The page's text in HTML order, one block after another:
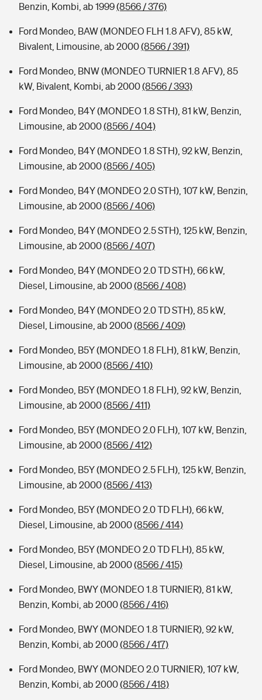
Benzin, Kombi, ab 1999(8566 / 376)
Ford Mondeo, BAW (MONDEO FLH 1.8 AFV), 85 kW,
Bivalent, Limousine, ab 2000(8566 / 391)
Ford Mondeo, BNW (MONDEO TURNIER 1.8 AFV), 85
kW, Bivalent, Kombi, ab 2000(8566 / 393)
Ford Mondeo, B4Y (MONDEO 1.8 STH), 81 kW, Benzin,
Limousine, ab 2000(8566 / 404)
Ford Mondeo, B4Y (MONDEO 1.8 STH), 92 kW, Benzin,
Limousine, ab 2000(8566 / 405)
Ford Mondeo, B4Y (MONDEO 2.0 STH), 107 kW, Benzin,
Limousine, ab 2000(8566 / 406)
Ford Mondeo, B4Y (MONDEO 2.5 STH), 125 kW, Benzin,
Limousine, ab 2000(8566 / 407)
Ford Mondeo, B4Y (MONDEO 2.0 TD STH), 66 kW,
Diesel, Limousine, ab 2000(8566 / 408)
Ford Mondeo, B4Y (MONDEO 2.0 TD STH), 85 kW,
Diesel, Limousine, ab 2000(8566 / 409)
Ford Mondeo, B5Y (MONDEO 1.8 FLH), 81 kW, Benzin,
Limousine, ab 2000(8566 / 410)
Ford Mondeo, B5Y (MONDEO 1.8 FLH), 92 kW, Benzin,
Limousine, ab 2000(8566 / 411)
Ford Mondeo, B5Y (MONDEO 2.0 FLH), 107 kW, Benzin,
Limousine, ab 2000(8566 / 412)
Ford Mondeo, B5Y (MONDEO 2.5 FLH), 125 kW, Benzin,
Limousine, ab 2000(8566 / 413)
Ford Mondeo, B5Y (MONDEO 2.0 TD FLH), 66 kW,
Diesel, Limousine, ab 2000(8566 / 414)
Ford Mondeo, B5Y (MONDEO 2.0 TD FLH), 85 kW,
Diesel, Limousine, ab 2000(8566 / 415)
Ford Mondeo, BWY (MONDEO 1.8 TURNIER), 81 kW,
Benzin, Kombi, ab 2000(8566 / 416)
Ford Mondeo, BWY (MONDEO 1.8 TURNIER), 92 kW,
Benzin, Kombi, ab 2000(8566 / 417)
Ford Mondeo, BWY (MONDEO 2.0 TURNIER), 107 kW,
Benzin, Kombi, ab 2000(8566 / 418)